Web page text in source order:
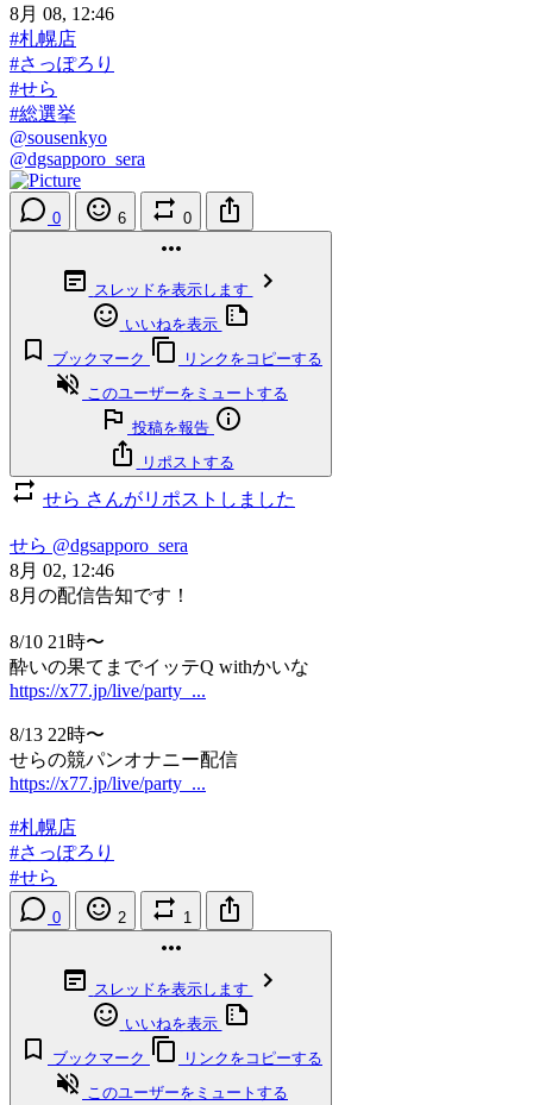
8月 08, 12:46
#札幌店
#さっぽろり
#せら
#総選挙
@sousenkyo
@dgsapporo_sera
0 6 0
スレッドを表示します
いいねを表示
ブックマーク
リンクをコピーする
このユーザーをミュートする
投稿を報告
リポストする
せら さんがリポストしました
せら @dgsapporo_sera
8月 02, 12:46
8月の配信告知です！
8/10 21時〜
酔いの果てまでイッテQ withかいな
https://x77.jp/live/party_...
8/13 22時〜
せらの競パンオナニー配信
https://x77.jp/live/party_...
#札幌店
#さっぽろり
#せら
0 2 1
スレッドを表示します
いいねを表示
ブックマーク
リンクをコピーする
このユーザーをミュートする